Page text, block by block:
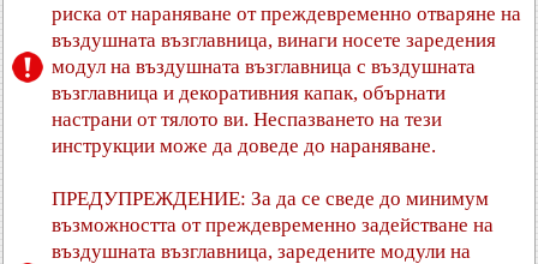
риска от нараняване от преждевременно отваряне на
въздушната възглавница, винаги носете заредения
модул на въздушната възглавница с въздушната
възглавница и декоративния капак, обърнати
настрани от тялото ви. Неспазването на тези
инструкции може да доведе до нараняване.
ПРЕДУПРЕЖДЕНИЕ: За да се сведе до минимум
възможността от преждевременно задействане на
въздушната възглавница, заредените модули на